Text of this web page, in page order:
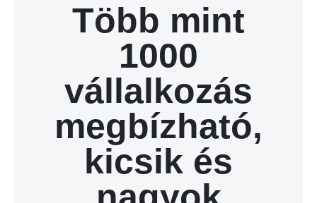
Több mint
1000
vállalkozás
megbízható,
kicsik és